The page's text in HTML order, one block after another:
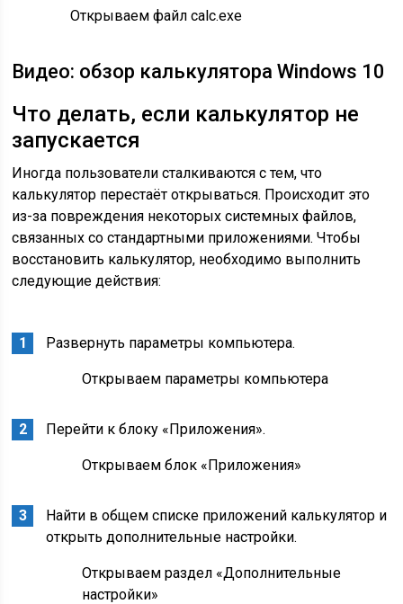
Открываем файл calc.exe
Видео: обзор калькулятора Windows 10
Что делать, если калькулятор не
запускается
Иногда пользователи сталкиваются с тем, что
калькулятор перестаёт открываться. Происходит это
из-за повреждения некоторых системных файлов,
связанных со стандартными приложениями. Чтобы
восстановить калькулятор, необходимо выполнить
следующие действия:
Развернуть параметры компьютера.
Открываем параметры компьютера
Перейти к блоку «Приложения».
Открываем блок «Приложения»
Найти в общем списке приложений калькулятор и
открыть дополнительные настройки.
Открываем раздел «Дополнительные
настройки»